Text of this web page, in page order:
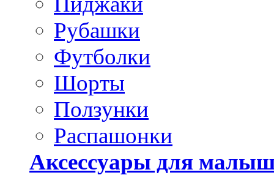
Рубашки
Футболки
Шорты
Ползунки
Распашонки
Аксессуары для